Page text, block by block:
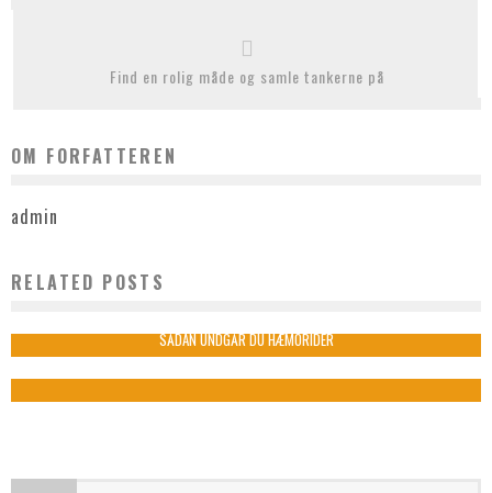
Find en rolig måde og samle tankerne på
OM FORFATTEREN
admin
RELATED POSTS
SÅDAN UNDGÅR DU HÆMORIDER